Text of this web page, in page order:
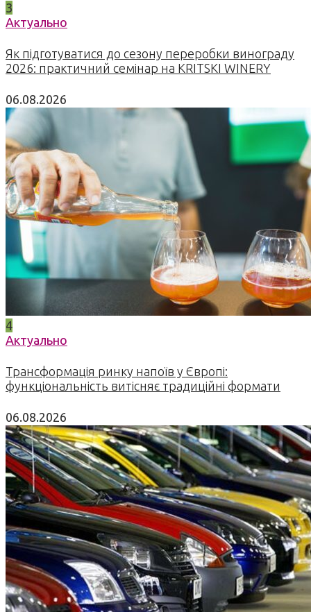
3
Актуально
Як підготуватися до сезону переробки винограду
2026: практичний семінар на KRITSKI WINERY
06.08.2026
4
Актуально
Трансформація ринку напоїв у Європі:
функціональність витісняє традиційні формати
06.08.2026